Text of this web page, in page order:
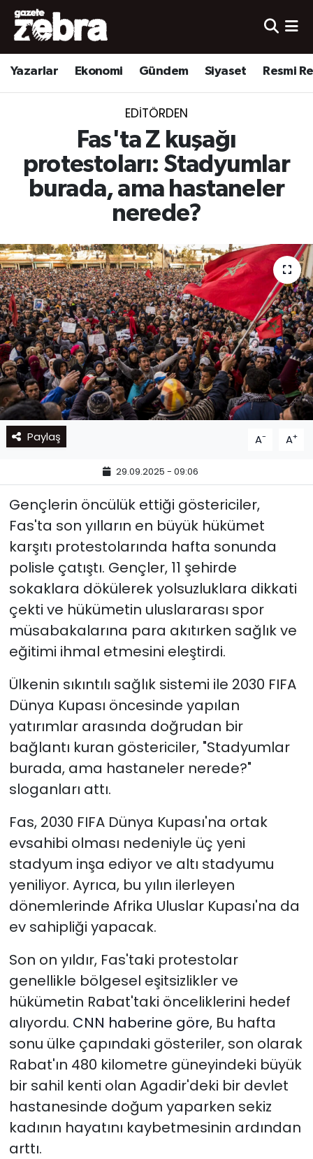
Yazarlar Ekonomi Gündem Siyaset Resmi
EDITÖRDEN
Fas'ta Z kuşağı
protestoları: Stadyumlar
burada, ama hastaneler
nerede?
Paylaş A- A+
29.09.2025 - 09:06
Gençlerin öncülük ettiği göstericiler,
Fas'ta son yılların en büyük hükümet
karşıtı protestolarında hafta sonunda
polisle çatıştı. Gençler, 11 şehirde
sokaklara dökülerek yolsuzluklara dikkati
çekti ve hükümetin uluslararası spor
müsabakalarına para akıtırken sağlık ve
eğitimi ihmal etmesini eleştirdi.
Ülkenin sıkıntılı sağlık sistemi ile 2030 FIFA
Dünya Kupası öncesinde yapılan
yatırımlar arasında doğrudan bir
bağlantı kuran göstericiler, "Stadyumlar
burada, ama hastaneler nerede?"
sloganları attı.
Fas, 2030 FIFA Dünya Kupası'na ortak
evsahibi olması nedeniyle üç yeni
stadyum inşa ediyor ve altı stadyumu
yeniliyor. Ayrıca, bu yılın ilerleyen
dönemlerinde Afrika Uluslar Kupası'na da
ev sahipliği yapacak.
Son on yıldır, Fas'taki protestolar
genellikle bölgesel eşitsizlikler ve
hükümetin Rabat'taki önceliklerini hedef
alıyordu. CNN haberine göre, Bu hafta
sonu ülke çapındaki gösteriler, son olarak
Rabat'ın 480 kilometre güneyindeki büyük
bir sahil kenti olan Agadir'deki bir devlet
hastanesinde doğum yaparken sekiz
kadının hayatını kaybetmesinin ardından
arttı.
Yazarlar
Ekonomi
Yerel
Spor
Nöbetçi Eczaneler
Hava Durumu
Süper Lig Puan Durumu ve Fikstür
Tüm Manşetler
Haber Arşivi